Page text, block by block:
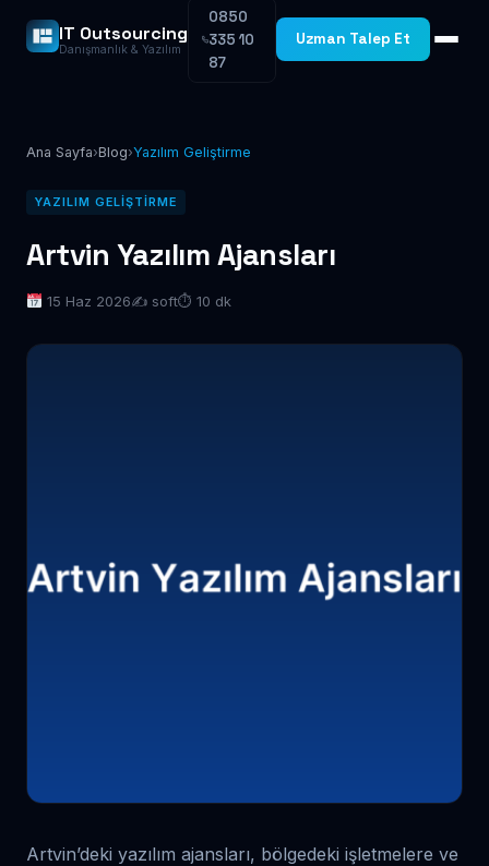
IT Outsourcing
Danışmanlık & Yazılım
0850
335 10
87
Uzman Talep Et
Ana Sayfa›Blog›Yazılım Geliştirme
YAZILIM GELIŞTIRME
Artvin Yazılım Ajansları
15 Haz 2026✍️ soft⏱ 10 dk
Artvin’deki yazılım ajansları, bölgedeki işletmelere ve